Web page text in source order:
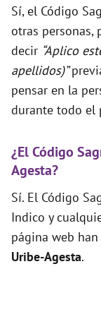
Sí, el Código
otras personas,
decir “Aplico
apellidos)”
pensar en la
durante todo el
¿El Código
Agesta?
Sí. El Código
Indico y
página web
Uribe-Agesta.